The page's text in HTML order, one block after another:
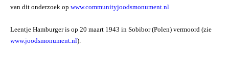
van dit onderzoek op www.communityjoodsmonument.nl
Leentje Hamburger is op 20 maart 1943 in Sobibor (Polen) vermoord (zie
www.joodsmonument.nl).